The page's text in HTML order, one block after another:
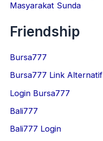
Masyarakat Sunda
Friendship
Bursa777
Bursa777 Link Alternatif
Login Bursa777
Bali777
Bali777 Login